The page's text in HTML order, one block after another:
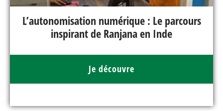
L’autonomisation numérique : Le parcours
inspirant de Ranjana en Inde
Je découvre